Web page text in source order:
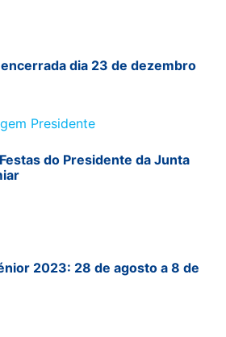
dia 23 de dezembro
do Presidente da Junta
2023: 28 de agosto a 8 de